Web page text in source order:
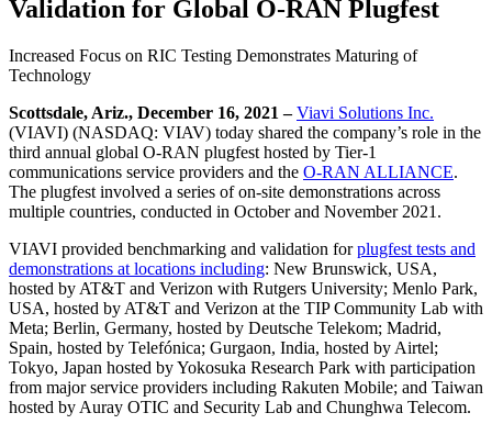
Validation for Global O-RAN Plugfest
Increased Focus on RIC Testing Demonstrates Maturing of
Technology
Scottsdale, Ariz., December 16, 2021 – Viavi Solutions Inc.
(VIAVI) (NASDAQ: VIAV) today shared the company’s role in the
third annual global O-RAN plugfest hosted by Tier-1
communications service providers and the O-RAN ALLIANCE.
The plugfest involved a series of on-site demonstrations across
multiple countries, conducted in October and November 2021.
VIAVI provided benchmarking and validation forplugfest tests and
demonstrations at locations including: New Brunswick, USA,
hosted by AT&T and Verizon with Rutgers University; Menlo Park,
USA, hosted by AT&T and Verizon at the TIP Community Lab with
Meta; Berlin, Germany, hosted by Deutsche Telekom; Madrid,
Spain, hosted by Telefónica; Gurgaon, India, hosted by Airtel;
Tokyo, Japan hosted by Yokosuka Research Park with participation
from major service providers including Rakuten Mobile; and Taiwan
hosted by Auray OTIC and Security Lab and Chunghwa Telecom.